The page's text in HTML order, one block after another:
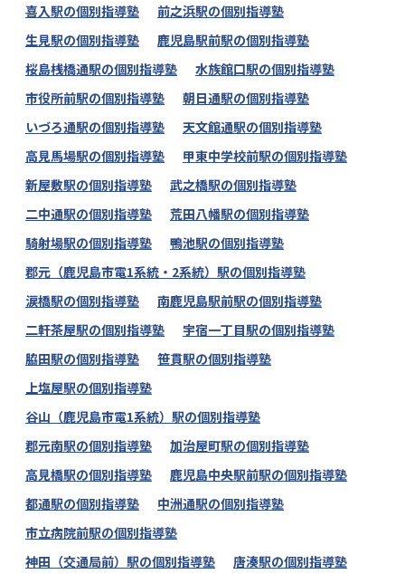
喜入駅の個別指導塾
前之浜駅の個別指導塾
生見駅の個別指導塾
鹿児島駅前駅の個別指導塾
桜島桟橋通駅の個別指導塾
水族館口駅の個別指導塾
市役所前駅の個別指導塾
朝日通駅の個別指導塾
いづろ通駅の個別指導塾
天文館通駅の個別指導塾
高見馬場駅の個別指導塾
甲東中学校前駅の個別指導塾
新屋敷駅の個別指導塾
武之橋駅の個別指導塾
二中通駅の個別指導塾
荒田八幡駅の個別指導塾
騎射場駅の個別指導塾
鴨池駅の個別指導塾
郡元（鹿児島市電1系統・2系統）駅の個別指導塾
涙橋駅の個別指導塾
南鹿児島駅前駅の個別指導塾
二軒茶屋駅の個別指導塾
宇宿一丁目駅の個別指導塾
脇田駅の個別指導塾
笹貫駅の個別指導塾
上塩屋駅の個別指導塾
谷山（鹿児島市電1系統）駅の個別指導塾
郡元南駅の個別指導塾
加治屋町駅の個別指導塾
高見橋駅の個別指導塾
鹿児島中央駅前駅の個別指導塾
都通駅の個別指導塾
中洲通駅の個別指導塾
市立病院前駅の個別指導塾
神田（交通局前）駅の個別指導塾
唐湊駅の個別指導塾